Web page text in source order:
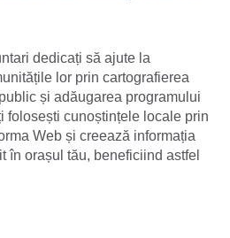
dedicați să ajute la
lor prin cartografierea
și adăugarea programului
folosești cunoștințele locale prin
Web și creează informația
în orașul tău, beneficiind astfel